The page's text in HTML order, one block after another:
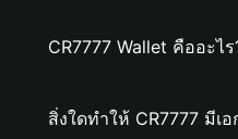
CR7777 Wallet คืออะไร
สิ่งใดทำให้ CR7777 มีเ